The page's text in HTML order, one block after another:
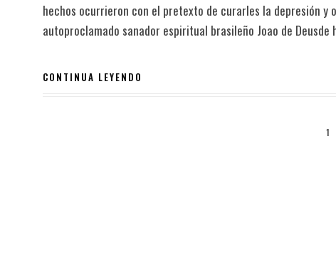
hechos ocurrieron con el pretexto de curarles la depresión y
autoproclamado sanador espiritual brasileño Joao de
CONTINUA LEYENDO
1